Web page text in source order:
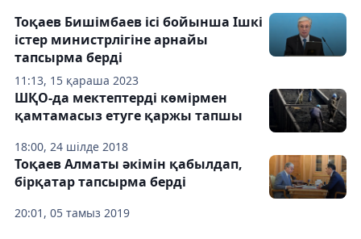
11:13, 15 қараша 2023
Тоқаев Бишімбаев ісі бойынша Ішкі
істер министрлігіне арнайы
тапсырма берді
18:00, 24 шілде 2018
ШҚО-да мектептерді көмірмен
қамтамасыз етуге қаржы тапшы
20:01, 05 тамыз 2019
Тоқаев Алматы әкімін қабылдап,
бірқатар тапсырма берді